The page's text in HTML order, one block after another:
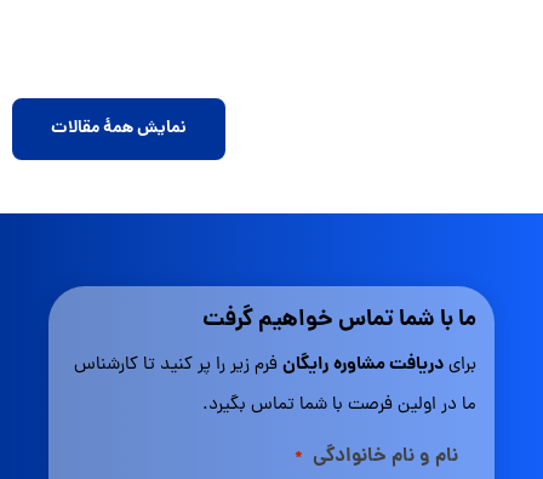
نمایش همهٔ مقالات
ما با شما تماس خواهیم گرفت
برایدریافت مشاورهرایگانفرم زیر را پر کنید تا کارشناس
ما در اولین فرصت با شما تماس بگیرد.
نام و نام خانوادگی *